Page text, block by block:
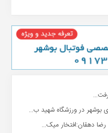
بوشهر در ورزشگاه شهید ب...
رضا دهقان:افتخار میک...